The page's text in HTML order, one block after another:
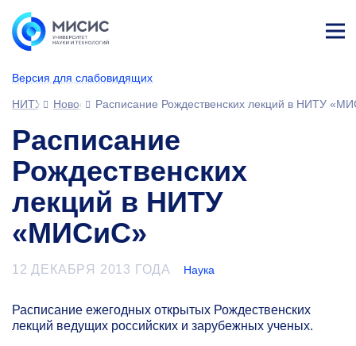
Версия для слабовидящих
ине
НИТУ МИСИС
НовостиРасписание Рождественских лекций в НИТУ
Расписание
Рождественских
лекций в НИТУ
«МИСиС»
12 ДЕКАБРЯ 2013 ГОДА Наука
Расписание ежегодных открытых Рождественских
лекций ведущих российских и зарубежных ученых.